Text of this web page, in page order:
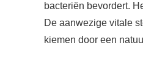
bacteriën bevordert.
De aanwezige vitale
kiemen door een